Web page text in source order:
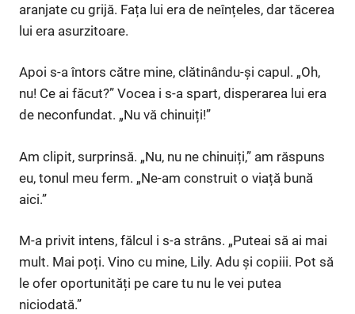
aranjate cu grijă. Fața lui era de neînțeles, dar tăcerea
lui era asurzitoare.
Apoi s-a întors către mine, clătinându-și capul. „Oh,
nu! Ce ai făcut?” Vocea i s-a spart, disperarea lui era
de neconfundat. „Nu vă chinuiți!”
Am clipit, surprinsă. „Nu, nu ne chinuiți,” am răspuns
eu, tonul meu ferm. „Ne-am construit o viață bună
aici.”
M-a privit intens, fălcul i s-a strâns. „Puteai să ai mai
mult. Mai poți. Vino cu mine, Lily. Adu și copiii. Pot să
le ofer oportunități pe care tu nu le vei putea
niciodată.”